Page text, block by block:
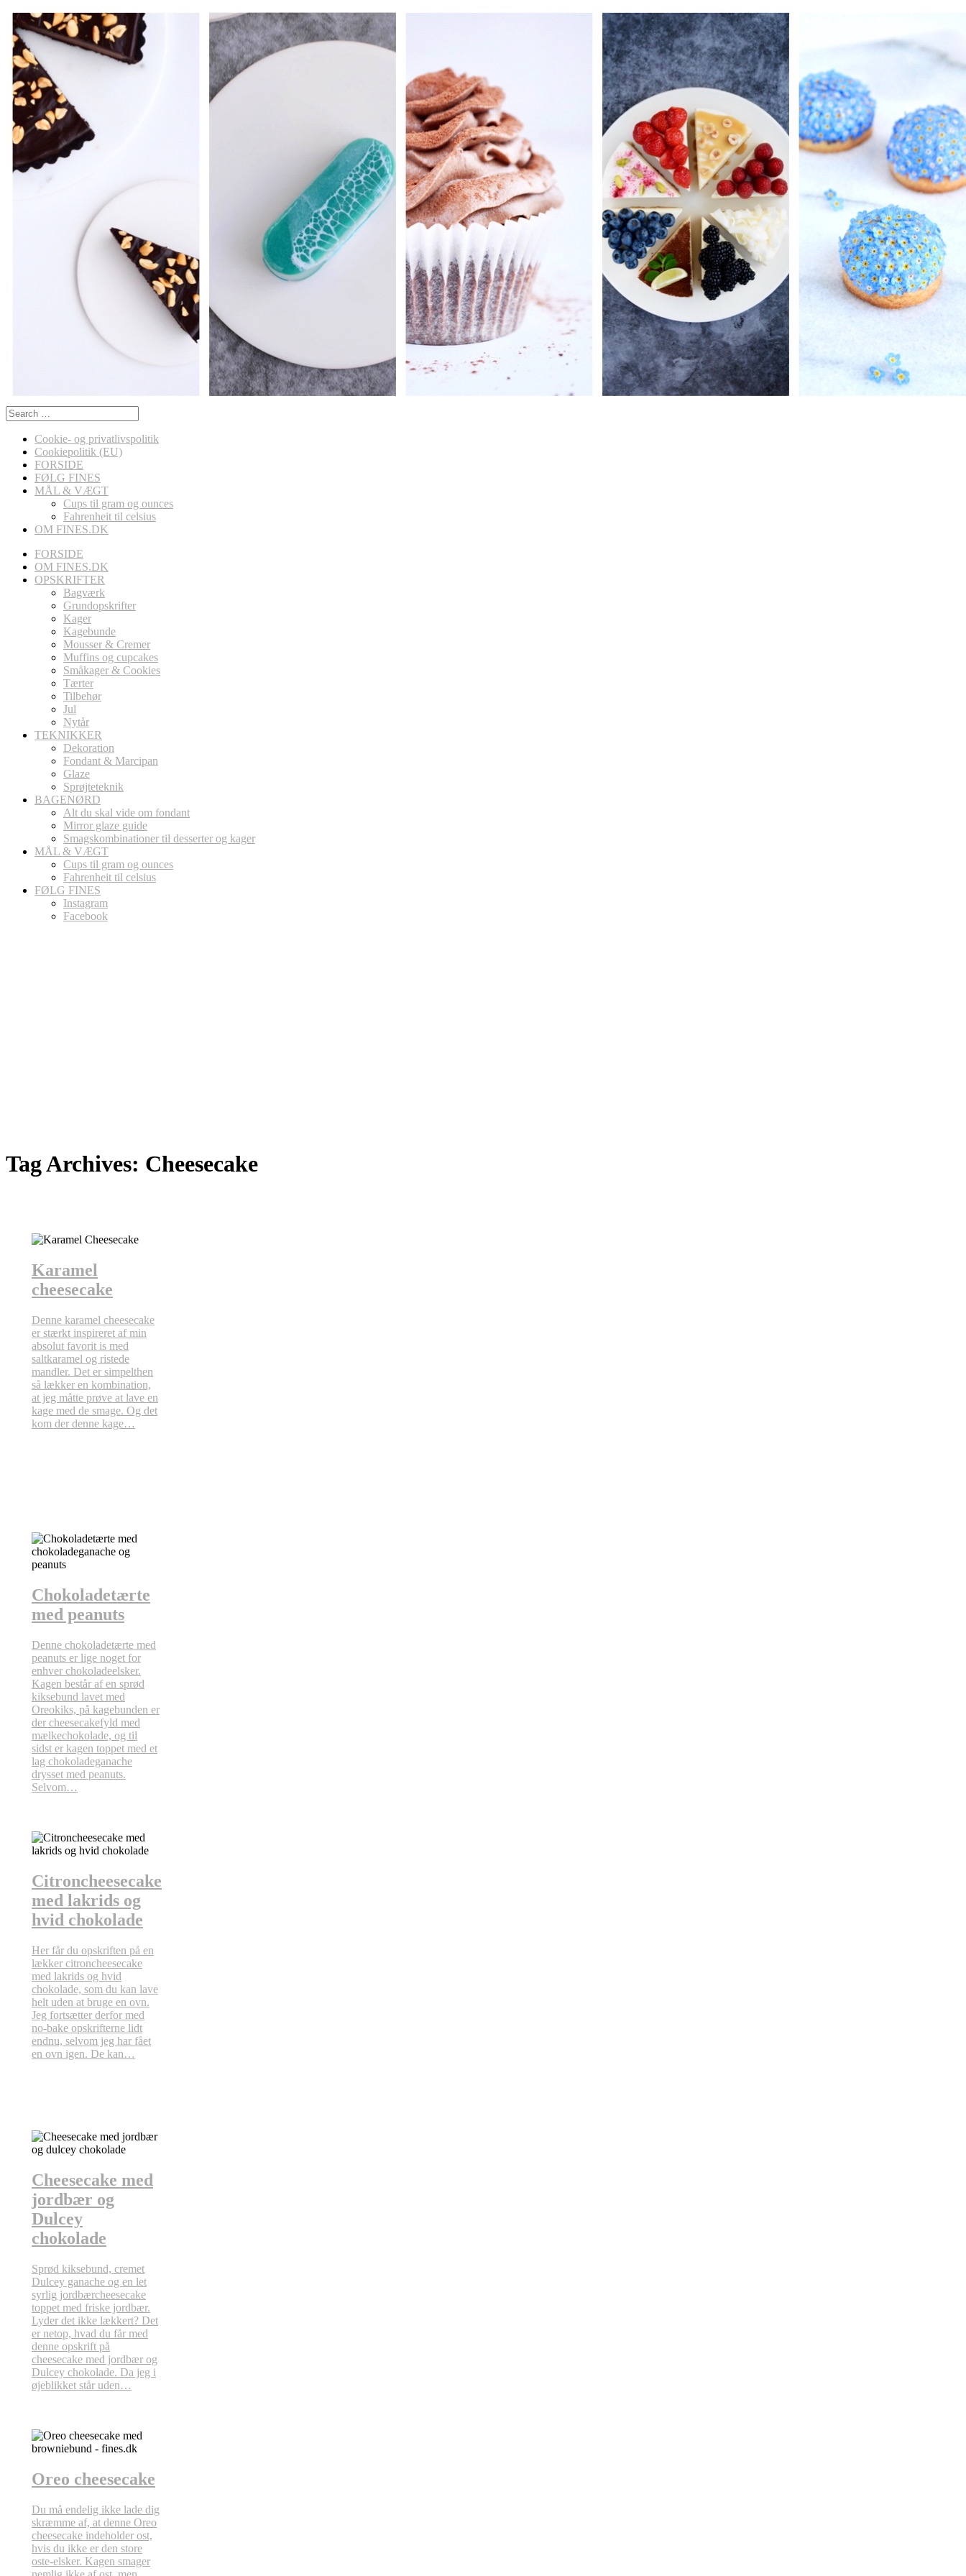
Search
for:
Cookie- og privatlivspolitik
Cookiepolitik (EU)
FORSIDE
FØLG FINES
MÅL & VÆGT
Cups til gram og ounces
Fahrenheit til celsius
OM FINES.DK
FORSIDE
OM FINES.DK
OPSKRIFTER
Bagværk
Grundopskrifter
Kager
Kagebunde
Mousser & Cremer
Muffins og cupcakes
Småkager & Cookies
Tærter
Tilbehør
Jul
Nytår
TEKNIKKER
Dekoration
Fondant & Marcipan
Glaze
Sprøjteteknik
BAGENØRD
Alt du skal vide om fondant
Mirror glaze guide
Smagskombinationer til desserter og kager
MÅL & VÆGT
Cups til gram og ounces
Fahrenheit til celsius
FØLG FINES
Instagram
Facebook
Tag Archives: Cheesecake
Karamel
cheesecake
Denne karamel cheesecake
er stærkt inspireret af min
absolut favorit is med
saltkaramel og ristede
mandler. Det er simpelthen
så lækker en kombination,
at jeg måtte prøve at lave en
kage med de smage. Og det
kom der denne kage…
Chokoladetærte
med peanuts
Denne chokoladetærte med
peanuts er lige noget for
enhver chokoladeelsker.
Kagen består af en sprød
kiksebund lavet med
Oreokiks, på kagebunden er
der cheesecakefyld med
mælkechokolade, og til
sidst er kagen toppet med et
lag chokoladeganache
drysset med peanuts.
Selvom…
Citroncheesecake
med lakrids og
hvid chokolade
Her får du opskriften på en
lækker citroncheesecake
med lakrids og hvid
chokolade, som du kan lave
helt uden at bruge en ovn.
Jeg fortsætter derfor med
no-bake opskrifterne lidt
endnu, selvom jeg har fået
en ovn igen. De kan…
Cheesecake med
jordbær og
Dulcey
chokolade
Sprød kiksebund, cremet
Dulcey ganache og en let
syrlig jordbærcheesecake
toppet med friske jordbær.
Lyder det ikke lækkert? Det
er netop, hvad du får med
denne opskrift på
cheesecake med jordbær og
Dulcey chokolade. Da jeg i
øjeblikket står uden…
Oreo cheesecake
Du må endelig ikke lade dig
skræmme af, at denne Oreo
cheesecake indeholder ost,
hvis du ikke er den store
oste-elsker. Kagen smager